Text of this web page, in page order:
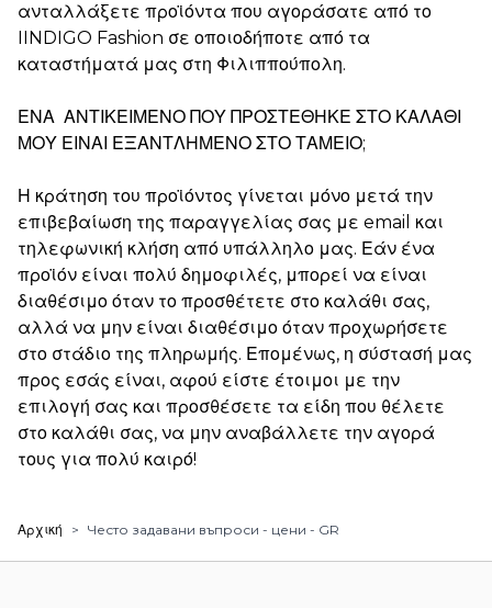
ανταλλάξετε προϊόντα που αγοράσατε από το
IINDIGO Fashion σε οποιοδήποτε από τα
καταστήματά μας στη Φιλιππούπολη.
ΕΝΑ ΑΝΤΙΚΕΙΜΕΝΟ ΠΟΥ ΠΡΟΣΤΕΘΗΚΕ ΣΤΟ ΚΑΛΑΘΙ
ΜΟΥ ΕΙΝΑΙ ΕΞΑΝΤΛΗΜΕΝΟ ΣΤΟ ΤΑΜΕΙΟ;
Η κράτηση του προϊόντος γίνεται μόνο μετά την
επιβεβαίωση της παραγγελίας σας με email και
τηλεφωνική κλήση από υπάλληλο μας. Εάν ένα
προϊόν είναι πολύ δημοφιλές, μπορεί να είναι
διαθέσιμο όταν το προσθέτετε στο καλάθι σας,
αλλά να μην είναι διαθέσιμο όταν προχωρήσετε
στο στάδιο της πληρωμής. Επομένως, η σύστασή μας
προς εσάς είναι, αφού είστε έτοιμοι με την
επιλογή σας και προσθέσετε τα είδη που θέλετε
στο καλάθι σας, να μην αναβάλλετε την αγορά
τους για πολύ καιρό!
Αρχική > Често задавани въпроси - цени - GR